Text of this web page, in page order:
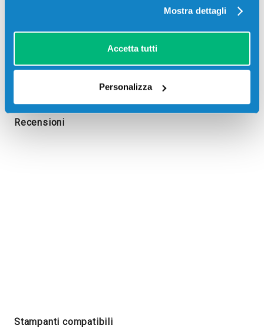
Mostra dettagli
Accetta tutti
Personalizza
Recensioni
Stampanti compatibili